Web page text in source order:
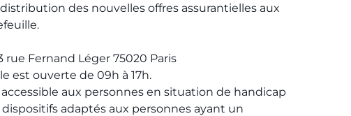
des nouvelles offres assurantielles aux
rue Fernand Léger 75020 Paris​
est ouverte de 09h à 17h.​
accessible aux personnes en situation de handicap
adaptés aux personnes ayant un